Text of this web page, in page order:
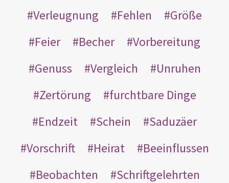
Verleugnung Fehlen
Größe
Feier
Becher
Vorbereitung
Genuss
Vergleich
Unruhen
Zertörung
furchtbare Dinge
Endzeit
Schein
Saduzäer
Vorschrift
Heirat
Beeinflussen
Beobachten
Schriftgelehrten